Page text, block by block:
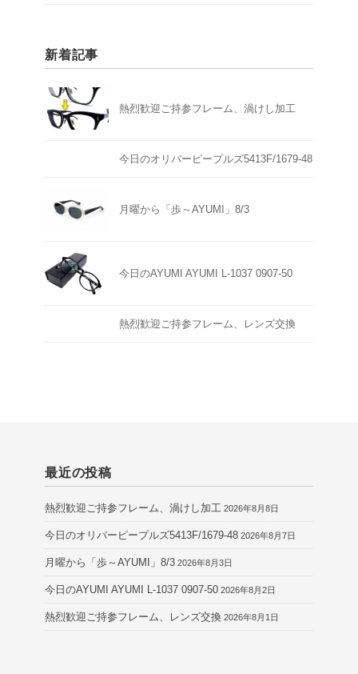
新着記事
熱烈歓迎ご持参フレーム、渦けし加工
今日のオリバーピープルズ5413F/1679-48
月曜から「歩～AYUMI」8/3
今日のAYUMI AYUMI L-1037 0907-50
熱烈歓迎ご持参フレーム、レンズ交換
最近の投稿
熱烈歓迎ご持参フレーム、渦けし加工 2026年8月8日
今日のオリバーピープルズ5413F/1679-48 2026年8月7日
月曜から「歩～AYUMI」8/3 2026年8月3日
今日のAYUMI AYUMI L-1037 0907-50 2026年8月2日
熱烈歓迎ご持参フレーム、レンズ交換 2026年8月1日